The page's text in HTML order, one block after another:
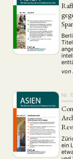
von
Nr.
ein